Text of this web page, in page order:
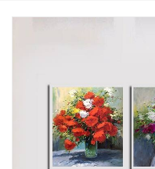
Mua File Tranh